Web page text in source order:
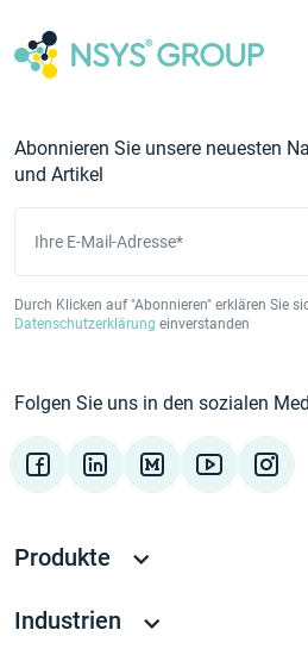
Abonnieren Sie unsere neuesten
und Artikel
Ihre E-Mail-Adresse*
Durch Klicken auf "Abonnieren" erklären Sie
Datenschutzerklärung einverstanden
Folgen Sie uns in den sozialen
Produkte
Industrien